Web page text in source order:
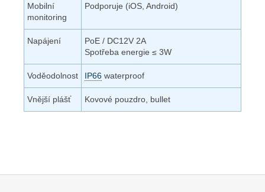
Mobilní
monitoring
Podporuje (iOS, Android)
Napájení
PoE / DC12V 2A
Spotřeba energie ≤ 3W
Voděodolnost IP66 waterproof
Vnější plášť Kovové pouzdro, bullet
Z